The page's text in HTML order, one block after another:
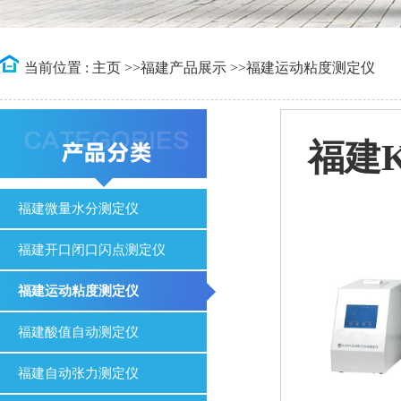
当前位置 : 主页 >>福建产品展示 >>福建运动粘度测定仪
福建微量水分测定仪
福建开口闭口闪点测定仪
福建运动粘度测定仪
福建酸值自动测定仪
福建自动张力测定仪
福建